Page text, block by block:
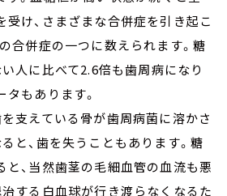
け、さまざまな合併症を引き起こ
合併症の一つに数えられます。糖
人に比べて2.6倍も歯周病になり
もあります。
支えている骨が歯周病菌に溶かさ
と、歯を失うこともあります。糖
、当然歯茎の毛細血管の血流も悪
治する白血球が行き渡らなくなるた